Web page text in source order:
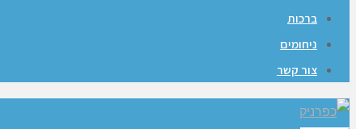
ברכות
ניחומים
צור קשר